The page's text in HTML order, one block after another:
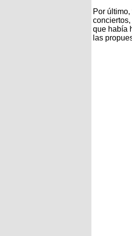
Por
que había
las